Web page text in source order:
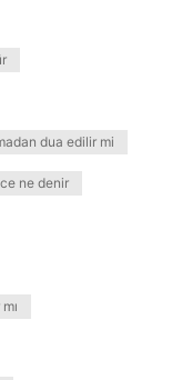
dua edilir mi
ne denir